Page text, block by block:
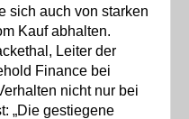
sich auch von starken
Kauf abhalten.
Leiter der
Finance bei
nicht nur bei
„Die gestiegene